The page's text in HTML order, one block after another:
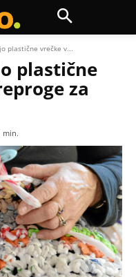
plastične vrečke v...
plastične
za
min.